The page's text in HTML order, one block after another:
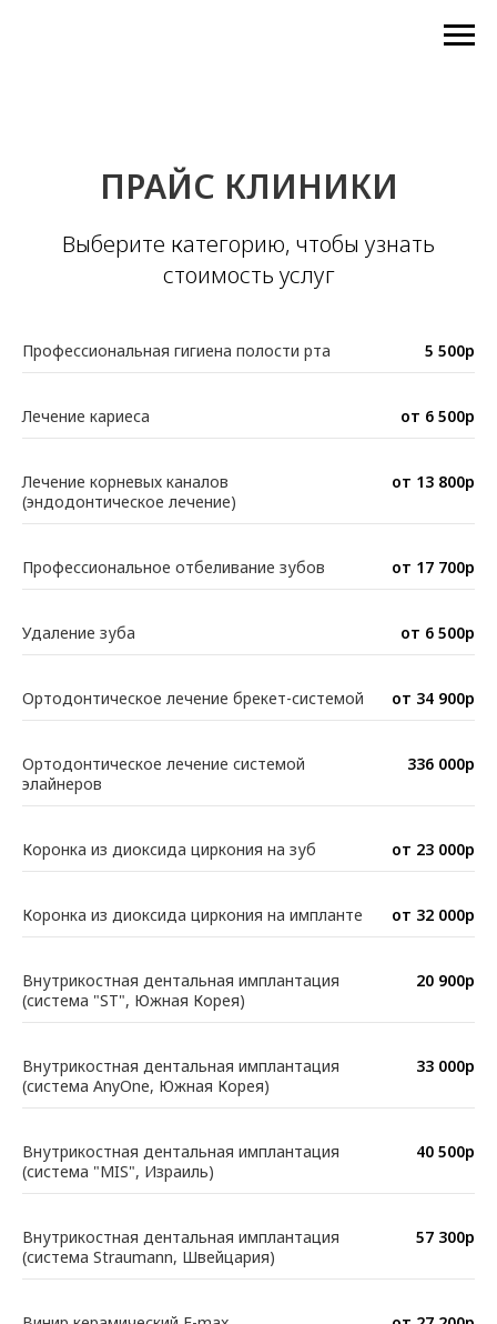
ПРАЙС КЛИНИКИ
Выберите категорию, чтобы узнать
стоимость услуг
Профессиональная гигиена полости рта 5 500р
Лечение кариеса от 6 500р
Лечение корневых каналов
(эндодонтическое лечение)
от 13 800р
Профессиональное отбеливание зубов от 17 700р
Удаление зуба от 6 500р
Ортодонтическое лечение брекет-системой от 34 900р
Ортодонтическое лечение системой
элайнеров
336 000р
Коронка из диоксида циркония на зуб от 23 000р
Коронка из диоксида циркония на импланте от 32 000р
Внутрикостная дентальная имплантация
(система "ST", Южная Корея)
20 900р
Внутрикостная дентальная имплантация
(система AnyOne, Южная Корея)
33 000р
Внутрикостная дентальная имплантация
(система "MIS", Израиль)
40 500р
Внутрикостная дентальная имплантация
(система Straumann, Швейцария)
57 300р